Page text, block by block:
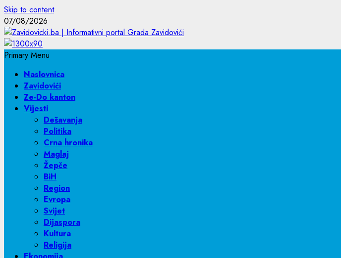
Skip to content
07/08/2026
Primary Menu
Naslovnica
Zavidovići
Ze-Do kanton
Vijesti
Dešavanja
Politika
Crna hronika
Maglaj
Žepče
BiH
Region
Evropa
Svijet
Dijaspora
Kultura
Religija